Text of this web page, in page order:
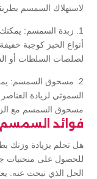
لاستهلاك السمسم
1. زبدة السمسم:
أنواع الخبز كوجبة
لصلصات السلطات أو
2. مسحوق السمسم:
السموثي لزيادة
مسحوق السمسم مع
فوائد السمسم
هل تحلم بزيادة وزنك
للحصول على منحنيات
الحل الذي تبحث عنه.